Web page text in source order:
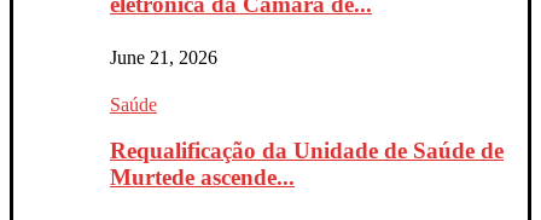
June 21, 2026
Saúde
Requalificação da Unidade de Saúde de
Murtede ascende...